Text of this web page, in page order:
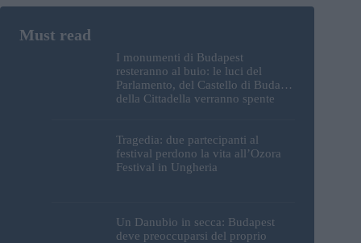
I monumenti di Budapest
resteranno al buio: le luci del
Parlamento, del Castello di Buda e
della Cittadella verranno spente
Tragedia: due partecipanti al
festival perdono la vita all’Ozora
Festival in Ungheria
Un Danubio in secca: Budapest
deve preoccuparsi del proprio